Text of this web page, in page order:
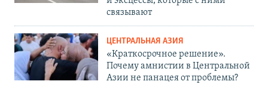
связывают
ЦЕНТРАЛЬНАЯ АЗИЯ
«Краткосрочное решение».
Почему амнистии в Центральной
Азии не панацея от проблемы?